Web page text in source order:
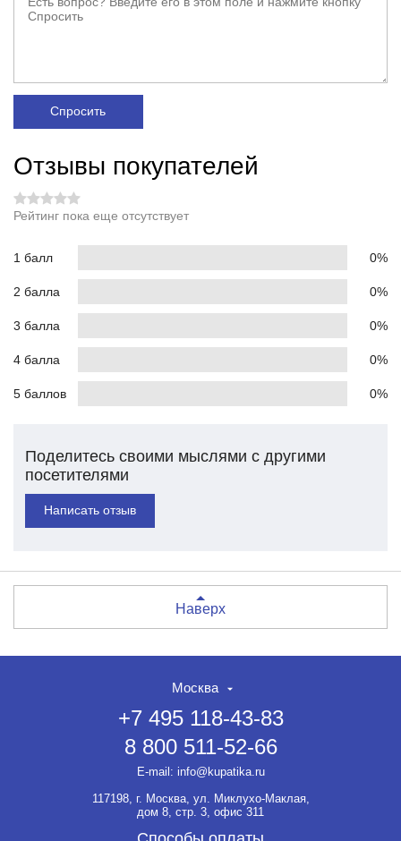
Спросить
Отзывы покупателей
Рейтинг пока еще отсутствует
1 балл 0%
2 балла 0%
3 балла 0%
4 балла 0%
5 баллов 0%
Поделитесь своими мыслями с другими
посетителями
Написать отзыв
Наверх
Москва
+7 495 118-43-83
8 800 511-52-66
E-mail: info@kupatika.ru
117198, г. Москва, ул. Миклухо-Маклая,
дом 8, стр. 3, офис 311